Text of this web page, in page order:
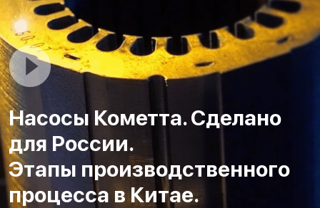
Насосы Кометта. Сделано
для России.
Этапы производственного
процесса в Китае.